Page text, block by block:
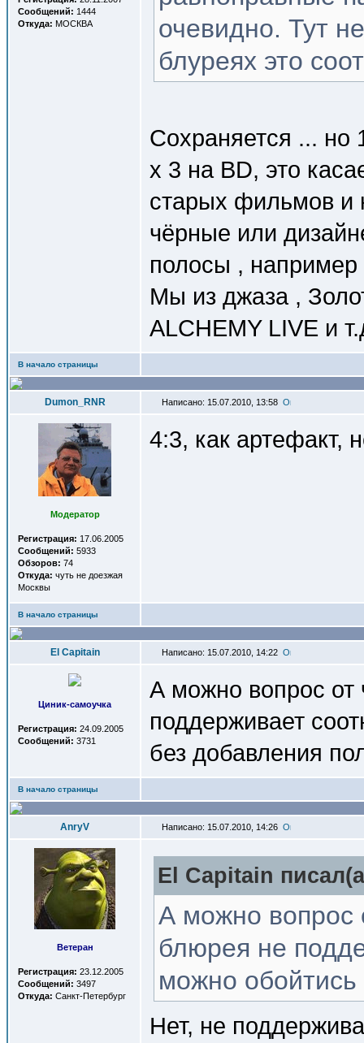
Сообщений: 1444
Откуда: МОСКВА
очевидно. Тут
блуреях это
Сохраняется ... но
х 3 на BD, это
старых фильмов и
чёрные или
полосы ,
Мы из джаза ,
ALCHEMY LIVE и
В начало страницы
Dumon_RNR Написано: 15.07.2010, 13:58
Модератор
Регистрация: 17.06.2005
Сообщений: 5933
Обзоров: 74
Откуда: чуть не доезжая
Москвы
4:3, как артефакт,
В начало страницы
El Capitain Написано: 15.07.2010, 14:22
Циник-самоучка
Регистрация: 24.09.2005
Сообщений: 3731
А можно вопрос от
поддерживает
без добавления
В начало страницы
AnryV Написано: 15.07.2010, 14:26
Ветеран
Регистрация: 23.12.2005
Сообщений: 3497
Откуда: Санкт-Петербург
El Capitain
А можно вопрос
блюрея не
можно
Нет, не